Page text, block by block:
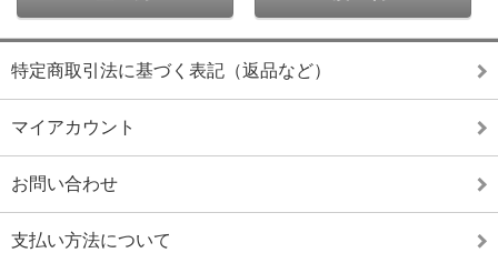
特定商取引法に基づく表記（返品など）
マイアカウント
お問い合わせ
支払い方法について